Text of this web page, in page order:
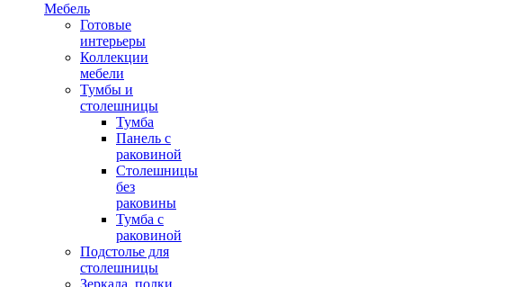
Мебель
Готовые
интерьеры
Коллекции
мебели
Тумбы и
столешницы
Тумба
Панель с
раковиной
Столешницы
без
раковины
Тумба с
раковиной
Подстолье для
столешницы